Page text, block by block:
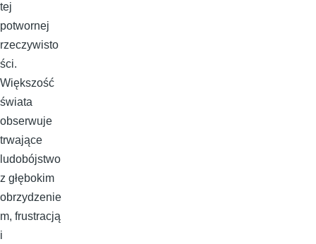
tej
potwornej
rzeczywisto
ści.
Większość
świata
obserwuje
trwające
ludobójstwo
z głębokim
obrzydzenie
m, frustracją
i